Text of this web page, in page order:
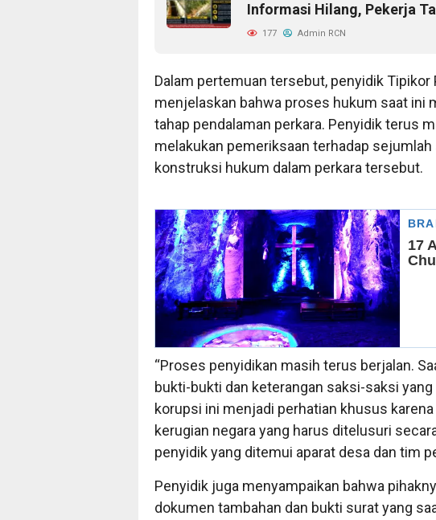
Informasi Hilang, Pekerja
177 Admin RCN
Dalam pertemuan tersebut, penyidik Tipikor
menjelaskan bahwa proses hukum saat ini
tahap pendalaman perkara. Penyidik terus
melakukan pemeriksaan terhadap
konstruksi hukum dalam perkara tersebut.
“Proses penyidikan masih terus berjalan.
bukti-bukti dan keterangan saksi-saksi
korupsi ini menjadi perhatian khusus
kerugian negara yang harus ditelusuri
penyidik yang ditemui aparat desa dan tim
Penyidik juga menyampaikan bahwa
dokumen tambahan dan bukti surat yang